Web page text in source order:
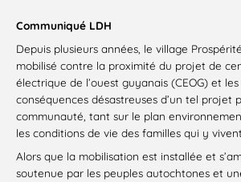
Communiqué LDH
Depuis plusieurs années, le village
mobilisé contre la proximité du projet de
électrique de l’ouest guyanais (CEOG) et les
conséquences désastreuses d’un tel projet
communauté, tant sur le plan
les conditions de vie des familles qui y
Alors que la mobilisation est installée et
soutenue par les peuples autochtones et